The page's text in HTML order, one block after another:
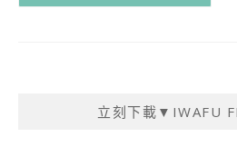
立刻下載▼IWAFU